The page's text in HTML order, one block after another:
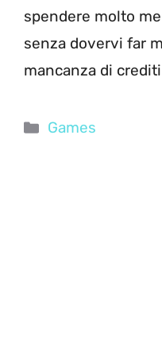
spendere molto
senza dovervi far
mancanza di
Categorie
Games